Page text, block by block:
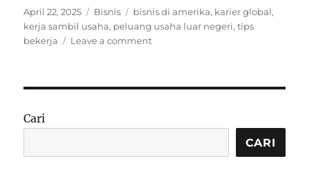
Posted
on
April 22, 2025 Categories
Bisnis Tags
bisnis di amerika, karier global,
kerja sambil usaha, peluang usaha luar negeri,tips
bekerja
Leave a commenton
Amerika:
untuk
Cari
CARI